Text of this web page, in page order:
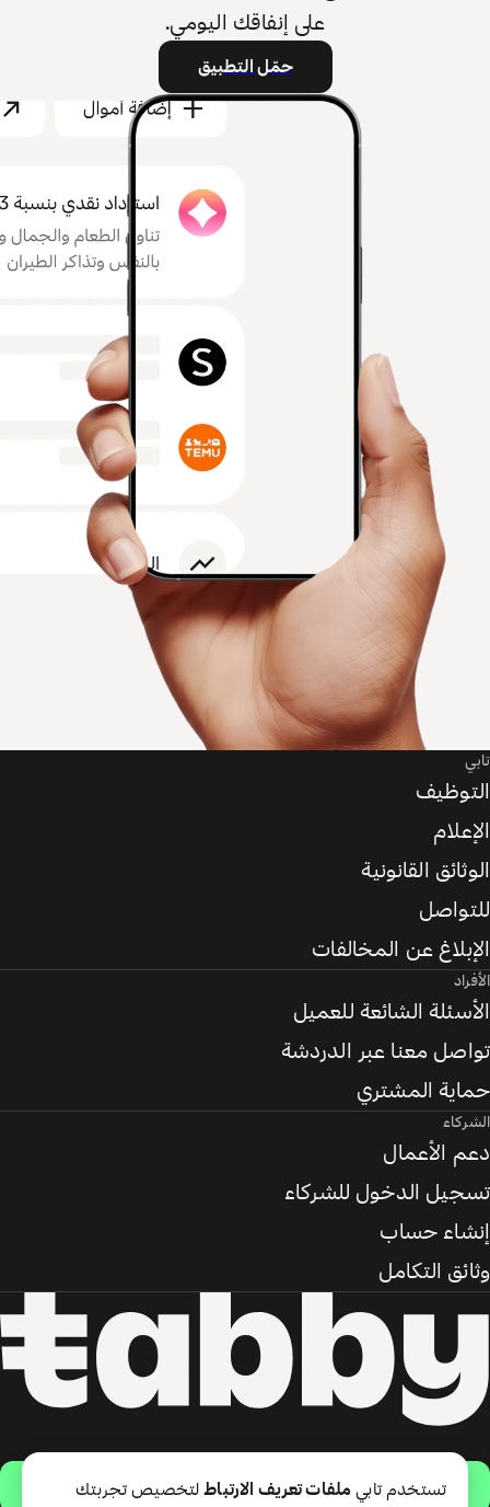
على إنفاقك اليومي.
حمّل التطبيق
حمّل التطبيق
تابي
التوظيف
الإعلام
الوثائق القانونية
للتواصل
الإبلاغ عن المخالفات
الأفراد
الأسئلة الشائعة للعميل
تواصل معنا عبر الدردشة
حماية المشتري
الشركاء
دعم الأعمال
تسجيل الدخول للشركاء
إنشاء حساب
وثائق التكامل
تستخدم تابي ملفات تعريف الارتباطلتخصيص تجربتك